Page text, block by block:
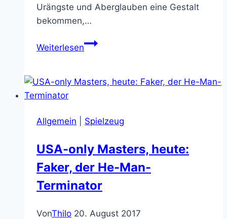
Urängste und Aberglauben eine Gestalt
bekommen,…
WeiterlesenMeine
Monster
mit
Allgemein Spielzeug
USA-only Masters, heute:
Faker, der He-Man-
Terminator
VonThilo 20. August 2017